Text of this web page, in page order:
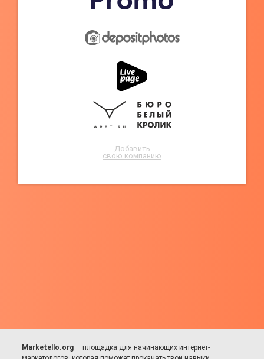
Добавить
свою компанию
Marketello.org — площадка для начинающих интернет-
маркетологов, которая поможет прокачать твои навыки.